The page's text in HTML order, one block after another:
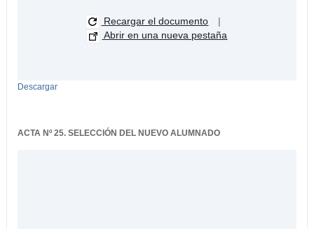
Recargar el documento
|
Abrir en una nueva pestaña
Descargar
ACTA Nº 25. SELECCIÓN DEL NUEVO ALUMNADO